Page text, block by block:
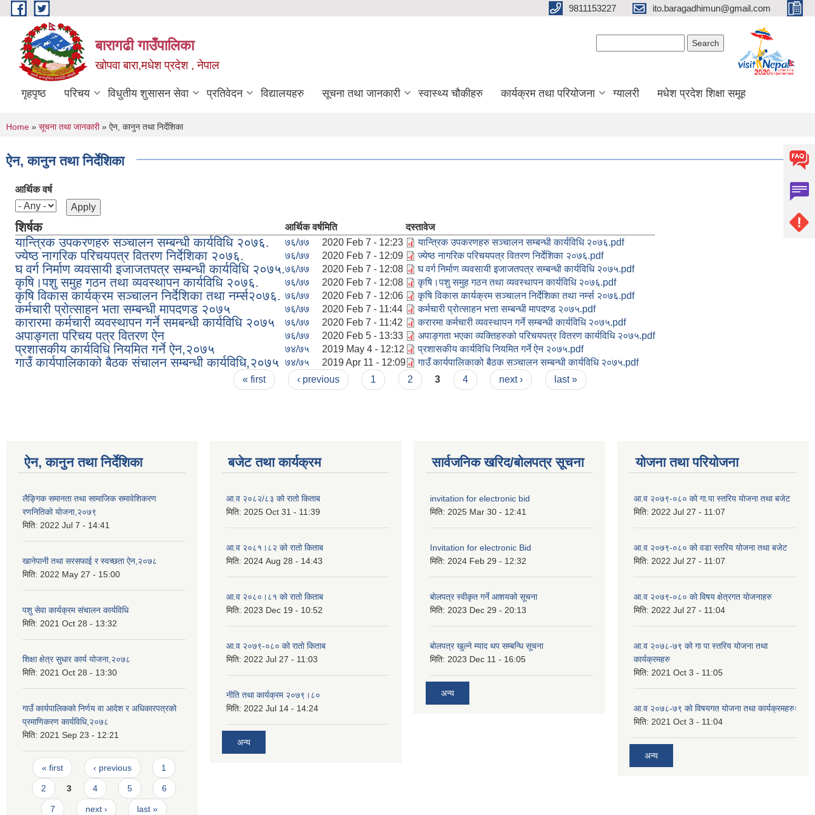
Skip to main content 9811153227 ito.baragadhimun@gmail.com
बारागढी गाउँपालिका
खोपवा बारा,मधेश प्रदेश , नेपाल
गृहपृष्ठ परिचय विधुतीय शुसासन सेवा प्रतिवेदन विद्यालयहरु सूचना तथा जानकारी स्वास्थ्य चौकीहरु कार्यक्रम तथा परियोजना ग्यालरी मधेश प्रदेश शिक्षा समूह
You are here
Home » सूचना तथा जानकारी» ऐन, कानुन तथा निर्देशिका
ऐन, कानुन तथा निर्देशिका
आर्थिक वर्ष
शिर्षक आर्थिक वर्षमिति दस्तावेज
यान्त्रिक उपकरणहरु सञ्चालन सम्बन्धी कार्यविधि २०७६. ७६/७७ 2020 Feb 7 - 12:23 यान्त्रिक उपकरणहरु सञ्चालन सम्बन्धी कार्यविधि २०७६.pdf
ज्येष्ठ नागरिक परिचयपत्र वितरण निर्देशिका २०७६. ७६/७७ 2020 Feb 7 - 12:09 ज्येष्ठ नागरिक परिचयपत्र वितरण निर्देशिका २०७६.pdf
घ वर्ग निर्माण व्यवसायी इजाजतपत्र सम्बन्धी कार्यविधि २०७५. ७६/७७ 2020 Feb 7 - 12:08 घ वर्ग निर्माण व्यवसायी इजाजतपत्र सम्बन्धी कार्यविधि २०७५.pdf
कृषि।पशु समुह गठन तथा व्यवस्थापन कार्यविधि २०७६. ७६/७७ 2020 Feb 7 - 12:08 कृषि।पशु समुह गठन तथा व्यवस्थापन कार्यविधि २०७६.pdf
कृषि विकास कार्यक्रम सञ्चालन निर्देशिका तथा नर्म्स२०७६. ७६/७७ 2020 Feb 7 - 12:06 कृषि विकास कार्यक्रम सञ्चालन निर्देशिका तथा नर्म्स २०७६.pdf
कर्मचारी प्रोत्साहन भता सम्बन्धी मापदणड २०७५ ७६/७७ 2020 Feb 7 - 11:44 कर्मचारी प्रोत्साहन भत्ता सम्बन्धी मापदण्ड २०७५.pdf
कारारमा कर्मचारी व्यवस्थापन गर्ने समबन्धी कार्यविधि २०७५ ७६/७७ 2020 Feb 7 - 11:42 करारमा कर्मचारी व्यवस्थापन गर्ने सम्बन्धी कार्यविधि २०७५.pdf
अपाङ्गता परिचय पत्र वितरण ऐन ७६/७७ 2020 Feb 5 - 13:33 अपाङ्गता भएका व्यक्तिहरुको परिचयपत्र वितरण कार्यविधि २०७५.pdf
प्रशासकीय कार्यविधि नियमित गर्ने ऐन,२०७५ ७४/७५ 2019 May 4 - 12:12 प्रशासकीय कार्यविधि नियमित गर्ने ऐन २०७५.pdf
गाउँ कार्यपालिकाको बैठक संचालन सम्बन्धी कार्यविधि,२०७५ ७४/७५ 2019 Apr 11 - 12:09 गाउँ कार्यपालिकाको बैठक सञ्चालन सम्बन्धी कार्यविधि २०७५.pdf
« first ‹ previous 1 2 3 4 next › last »
ऐन, कानुन तथा निर्देशिका
लैङ्गिक समानता तथा सामाजिक समावेशिकरण
रणनितिको योजना,२०७९
मिति: 2022 Jul 7 - 14:41
खानेपानी तथा सरसफाई र स्वच्छता ऐन,२०७८
मिति: 2022 May 27 - 15:00
पशु सेवा कार्यक्रम संचालन कार्यविधि
मिति: 2021 Oct 28 - 13:32
शिक्षा क्षेत्र सुधार कार्य योजना,२०७८
मिति: 2021 Oct 28 - 13:30
गाउँ कार्यपालिकको निर्णय वा आदेश र अधिकारपत्रको
प्रमाणिकरण कार्यविधि,२०७८
मिति: 2021 Sep 23 - 12:21
Pages
« first ‹ previous 1
2 3 4 5 6
7 next › last »
बजेट तथा कार्यक्रम
आ.व २०८२/८३ को रातो किताब
मिति: 2025 Oct 31 - 11:39
आ.व २०८१।८२ को रातो किताब
मिति: 2024 Aug 28 - 14:43
आ.व २०८०।८१ को रातो किताब
मिति: 2023 Dec 19 - 10:52
आ.व २०७९-०८० को रातो किताब
मिति: 2022 Jul 27 - 11:03
नीति तथा कार्यक्रम २०७९।८०
मिति: 2022 Jul 14 - 14:24
अन्य
सार्वजनिक खरिद/बोलपत्र सूचना
invitation for electronic bid
मिति: 2025 Mar 30 - 12:41
Invitation for electronic Bid
मिति: 2024 Feb 29 - 12:32
बोलपत्र स्वीकृत गर्ने आशयको सूचना
मिति: 2023 Dec 29 - 20:13
बोलपत्र खुल्ने म्याद थप सम्बन्धि सूचना
मिति: 2023 Dec 11 - 16:05
अन्य
योजना तथा परियोजना
आ.व २०७९-०८० को गा.पा स्तरिय योजना तथा बजेट
मिति: 2022 Jul 27 - 11:07
आ.व २०७९-०८० को वडा स्तरिय योजना तथा बजेट
मिति: 2022 Jul 27 - 11:07
आ.व २०७९-०८० को विषय क्षेत्रगत योजनाहरु
मिति: 2022 Jul 27 - 11:04
आ.व २०७८-७९ को गा पा स्तरिय योजना तथा
कार्यक्रमहरु
मिति: 2021 Oct 3 - 11:05
आ.व २०७८-७९ को विषयगत योजना तथा कार्यक्रमहरुः
मिति: 2021 Oct 3 - 11:04
अन्य